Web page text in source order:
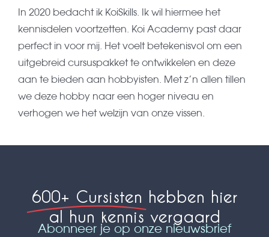
In 2020 bedacht ik KoiSkills. Ik wil hiermee het
kennisdelen voortzetten. Koi Academy past daar
perfect in voor mij. Het voelt betekenisvol om een
uitgebreid cursuspakket te ontwikkelen en deze
aan te bieden aan hobbyisten. Met z’n allen tillen
we deze hobby naar een hoger niveau en
verhogen we het welzijn van onze vissen.
600+ Cursisten hebben hier
al hun kennis vergaard
Abonneer je op onze nieuwsbrief